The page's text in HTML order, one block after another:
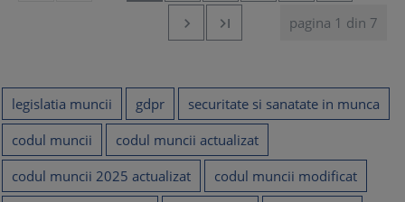
pagina 1 din 7


legislatia muncii gdpr
securitate si sanatate in munca
codul muncii
codul muncii actualizat
codul muncii 2025 actualizat
codul muncii modificat